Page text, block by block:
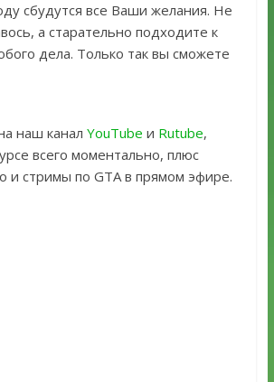
сбудутся все Ваши желания. Не
а старательно подходите к
дела. Только так вы сможете
наш канал YouTube и Rutube,
всего моментально, плюс
и стримы по GTA в прямом эфире.